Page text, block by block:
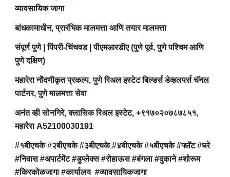
व्यावसायिक जागा
बांधकामाधीन, प्रारंभिक मालमत्ता आणि तयार मालमत्ता
संपूर्ण पुणे | पिंपरी-चिंचवड | पीएमआरडीए (पुणे पूर्व, पुणे पश्चिम आणि
पुणे दक्षिण)
महारेरा नोंदणीकृत प्रकल्प, पुणे रिअल इस्टेट बिल्डर्स डेव्हलपर्स चॅनल
पार्टनर, पुणे मालमत्ता सेवा
अनंत व्ही सोनगिरे, क्लासिक रिअल इस्टेट, +९१७०२०७८७८५१,
महारेरा A52100030191
#१बीएचके #२बीएचके #३बीएचके #४बीएचके #५बीएचके #फ्लॅट #घरे
#निवास #अपार्टमेंट #डुप्लेक्स #रोहाऊस #बंगला #दुकाने #शोरूम
#किरकोळजागा #कार्यालय #व्यावसायिकजागा